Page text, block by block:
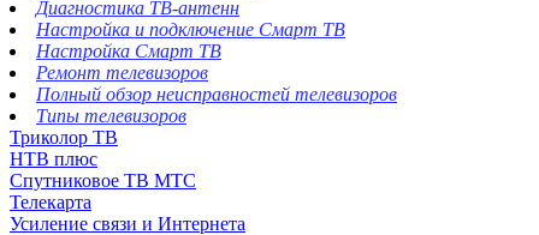
Диагностика ТВ-антенн
Настройка и подключение Смарт ТВ
Настройка Смарт ТВ
Ремонт телевизоров
Полный обзор неисправностей телевизоров
Типы телевизоров
Триколор ТВ
НТВ плюс
Спутниковое ТВ МТС
Телекарта
Усиление связи и Интернета